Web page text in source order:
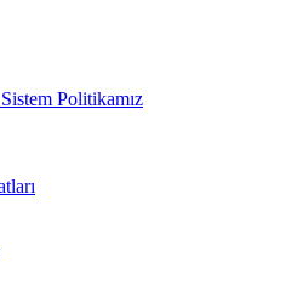
Politikamız